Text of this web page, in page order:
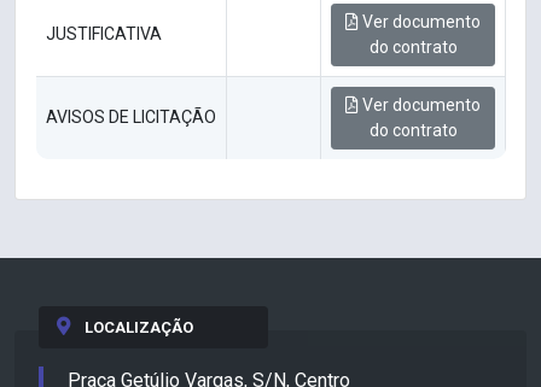
JUSTIFICATIVA
Ver documento
do contrato
AVISOS DE LICITAÇÃO
Ver documento
do contrato
LOCALIZAÇÃO
Praça Getúlio Vargas, S/N, Centro